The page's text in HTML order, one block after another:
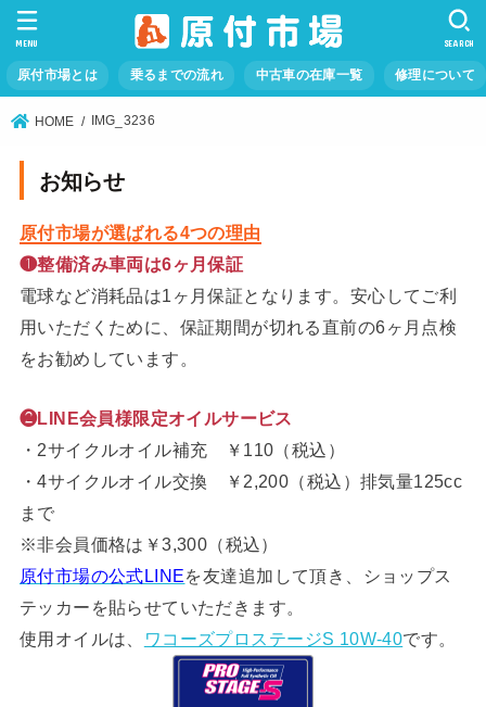
原付市場とは 乗るまでの流れ 中古車の在庫一覧 修理について
SEARCH
MENU
HOME IMG_3236
お知らせ
原付市場が選ばれる4つの理由
❶整備済み車両は6ヶ月保証
電球など消耗品は1ヶ月保証となります。安心してご利
用いただくために、保証期間が切れる直前の6ヶ月点検
をお勧めしています。
❷LINE会員様限定オイルサービス
・2サイクルオイル補充 ￥110（税込）
・4サイクルオイル交換 ￥2,200（税込）排気量125cc
まで
※非会員価格は￥3,300（税込）
原付市場の公式LINEを友達追加して頂き、ショップス
テッカーを貼らせていただきます。
使用オイルは、
ワコーズプロステージS 10W-40です。